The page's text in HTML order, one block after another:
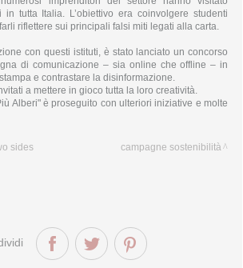
in tutta Italia. L’obiettivo era coinvolgere studenti
riflettere sui principali falsi miti legati alla carta.
con questi istituti, è stato lanciato un concorso
di comunicazione – sia online che offline – in
e contrastare la disinformazione.
a mettere in gioco tutta la loro creatività.
Alberi" è proseguito con ulteriori iniziative e molte
sides campagne sostenibilità